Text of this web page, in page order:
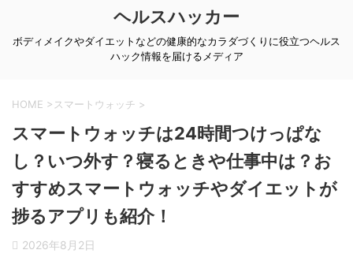
ヘルスハッカー
ボディメイクやダイエットなどの健康的なカラダづくりに役立つヘルス
ハック情報を届けるメディア
HOME > スマートウォッチ >
スマートウォッチは24時間つけっぱな
し？いつ外す？寝るときや仕事中は？お
すすめスマートウォッチやダイエットが
捗るアプリも紹介！
2026年8月2日